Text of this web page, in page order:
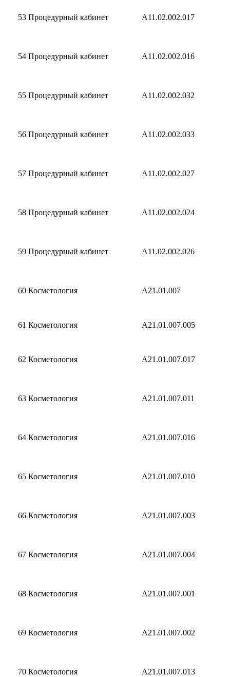
53 Процедурный кабинет A11.02.002.017
54 Процедурный кабинет A11.02.002.016
55 Процедурный кабинет A11.02.002.032
56 Процедурный кабинет A11.02.002.033
57 Процедурный кабинет A11.02.002.027
58 Процедурный кабинет A11.02.002.024
59 Процедурный кабинет A11.02.002.026
60 Косметология A21.01.007
61 Косметология A21.01.007.005
62 Косметология A21.01.007.017
63 Косметология A21.01.007.011
64 Косметология A21.01.007.016
65 Косметология A21.01.007.010
66 Косметология A21.01.007.003
67 Косметология A21.01.007.004
68 Косметология A21.01.007.001
69 Косметология A21.01.007.002
70 Косметология A21.01.007.013